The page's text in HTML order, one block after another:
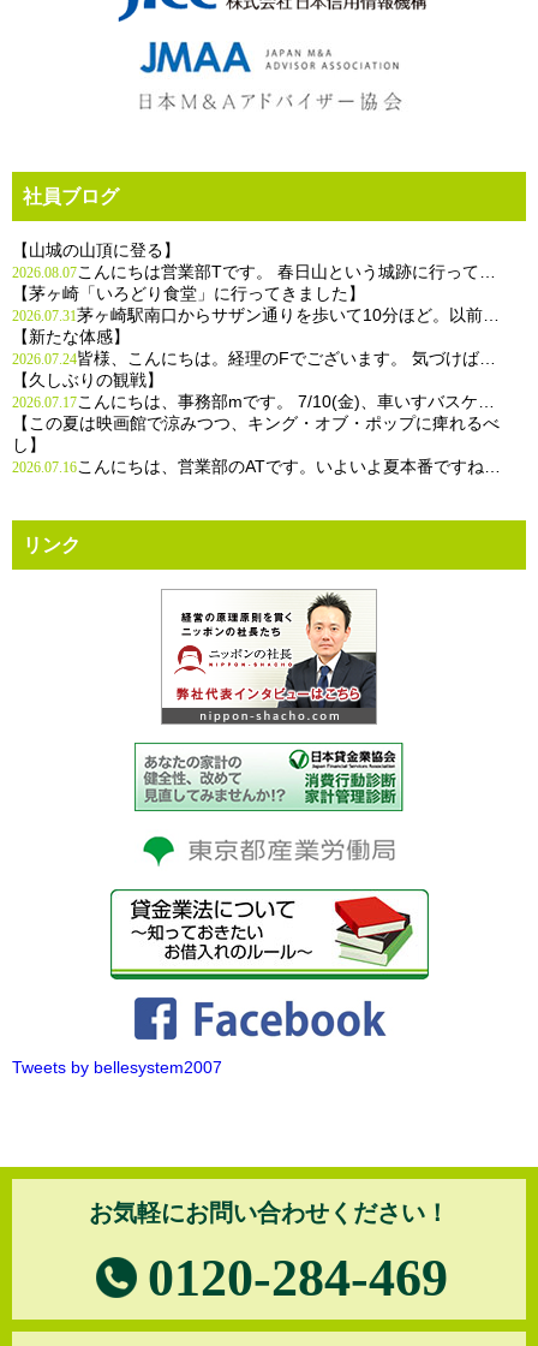
社員ブログ
【山城の山頂に登る】
2026.08.07こんにちは営業部Tです。 春日山という城跡に行って…
【茅ヶ崎「いろどり食堂」に行ってきました】
2026.07.31茅ヶ崎駅南口からサザン通りを歩いて10分ほど。以前…
【新たな体感】
2026.07.24皆様、こんにちは。経理のFでございます。 気づけば…
【久しぶりの観戦】
2026.07.17こんにちは、事務部mです。 7/10(金)、車いすバスケ…
【この夏は映画館で涼みつつ、キング・オブ・ポップに痺れるべ
し】
2026.07.16こんにちは、営業部のATです。いよいよ夏本番ですね…
リンク
Tweets by bellesystem2007
お気軽にお問い合わせください！
0120-284-469